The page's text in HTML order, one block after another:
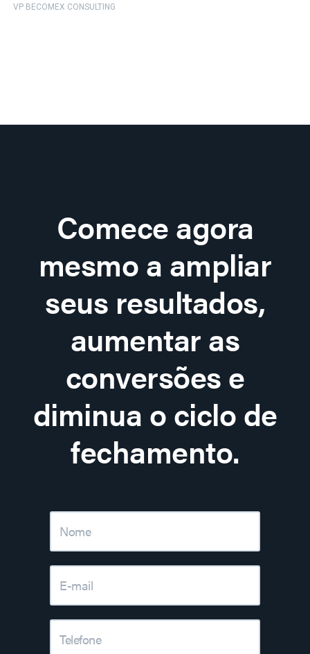
VP BECOMEX CONSULTING
Comece agora
mesmo a ampliar
seus resultados,
aumentar as
conversões e
diminua o ciclo de
fechamento.